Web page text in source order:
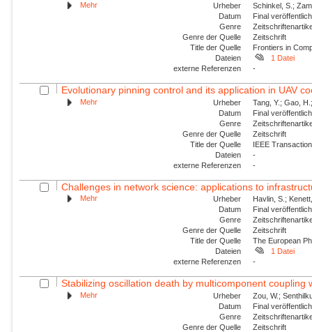
Mehr Urheber
Schinkel, S.;
Datum
Final
Genre
Genre der Quelle
Zeitschrift
Title der Quelle
Frontiers in
Dateien
1 Datei
externe Referenzen
-
Evolutionary pinning control and its application in UAV
Mehr Urheber
Tang, Y.; Gao,
Datum
Final
Genre
Genre der Quelle
Zeitschrift
Title der Quelle
IEEE
Dateien
-
externe Referenzen
-
Challenges in network science: applications to
Mehr Urheber
Havlin, S.;
Datum
Final
Genre
Genre der Quelle
Zeitschrift
Title der Quelle
The European
Dateien
1 Datei
externe Referenzen
-
Stabilizing oscillation death by multicomponent coupling
Mehr Urheber
Zou, W.;
Datum
Final
Genre
Genre der Quelle
Zeitschrift